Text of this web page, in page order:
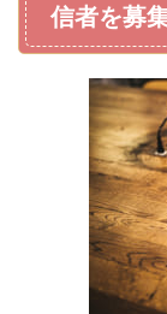
信者を募